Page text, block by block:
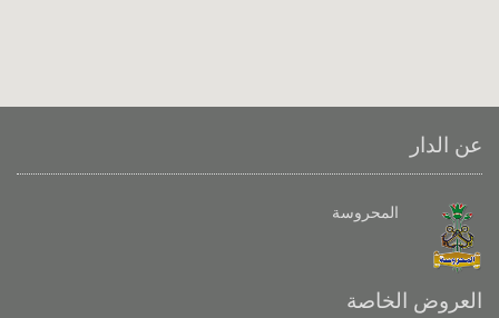
عن الدار
المحروسة
العروض الخاصة